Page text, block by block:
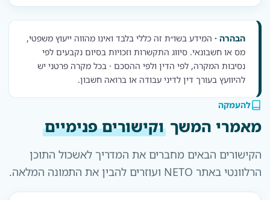
הבהרה · המידע בשו״ת זה כללי בלבד ואינו מהווה ייעוץ משפטי,
מס או חשבונאי. סיווג התקשרות וזכויות בסיום נקבעים לפי
נסיבות המקרה, לפי הדין ולפי ההסכם · בכל מקרה פרטני יש
להיוועץ בעורך דין לדיני עבודה או ברואה חשבון.
להעמקה
מאמרי המשך וקישורים פנימיים
הקישורים הבאים מחברים את המדריך לאשכול התוכן
הרלוונטי באתר NETO ועוזרים להבין את התמונה המלאה.